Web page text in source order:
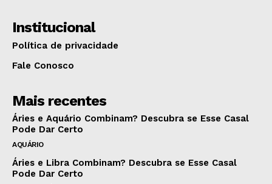
Institucional
Política de privacidade
Fale Conosco
Mais recentes
Áries e Aquário Combinam? Descubra se Esse Casal
Pode Dar Certo
AQUÁRIO
Áries e Libra Combinam? Descubra se Esse Casal
Pode Dar Certo